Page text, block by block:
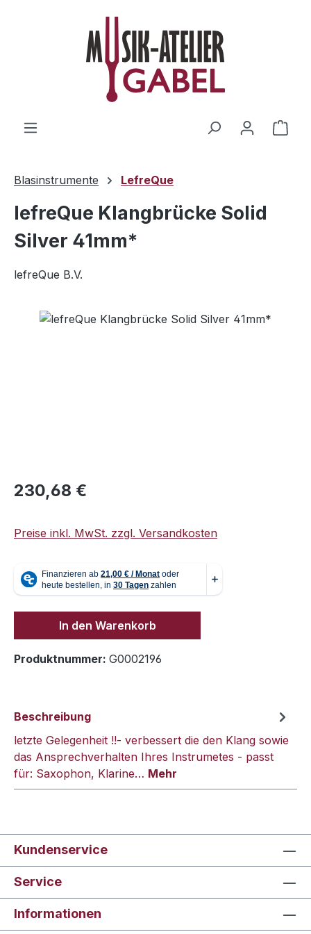
Zum Hauptinhalt springen
Blasinstrumente LefreQue
lefreQue Klangbrücke Solid
Silver 41mm*
lefreQue B.V.
Regulärer Preis:
230,68 €
Preise inkl. MwSt. zzgl. Versandkosten
In den Warenkorb
Produktnummer: G0002196
Beschreibung
letzte Gelegenheit !!- verbessert die den Klang sowie
das Ansprechverhalten Ihres Instrumetes - passt
für: Saxophon, Klarine… Mehr
Kundenservice
Service
Informationen